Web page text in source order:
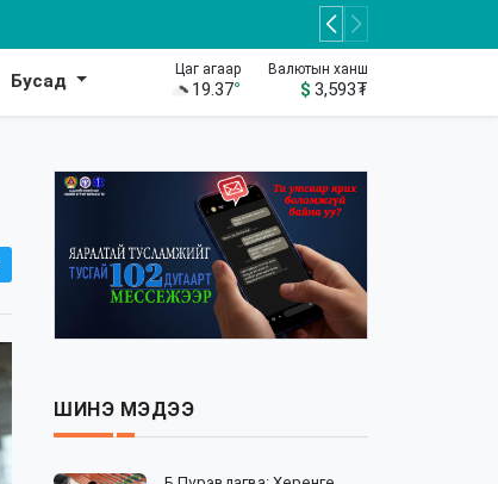
Бусад
Цаг агаар
19.37°
Валютын ханш
$ 3,593₮
ШИНЭ МЭДЭЭ